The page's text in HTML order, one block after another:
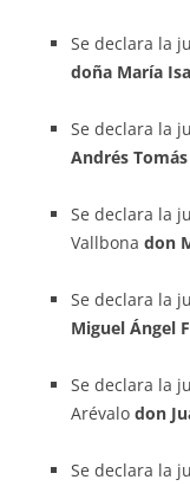
Se declara la
doña María
Se declara la
Andrés
Se declara la
Vallbona don
Se declara la
Miguel Ángel
Se declara la
Arévalo don
Se declara la